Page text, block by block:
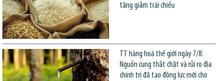
tăng giảm trái chiều
TT hàng hoá thế giới ngày 7/8:
Nguồn cung thắt chặt và rủi ro địa
chính trị đã tạo động lực mới cho